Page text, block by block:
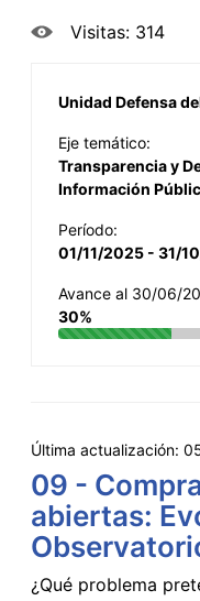
Visitas: 314
Unidad Defensa
Eje temático:
Transparencia y
Información
Período:
01/11/2025 - 31/
Avance al 30/06/
30%
Última actualización:
09 -
abiertas:
¿Qué problema